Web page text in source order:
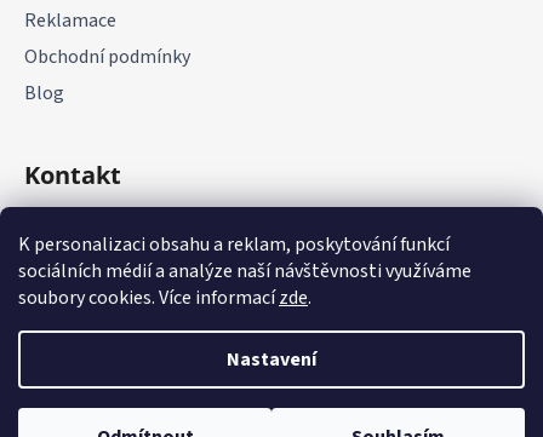
K personalizaci obsahu a reklam, poskytování funkcí
sociálních médií a analýze naší návštěvnosti využíváme
soubory cookies. Více informacízde.
Nastavení
Reklamace
Obchodní podmínky
Blog
Kontakt
+420 775 177 085
Vytvořil Shoptet